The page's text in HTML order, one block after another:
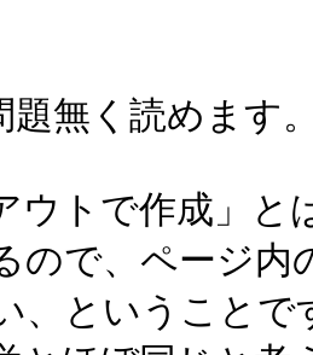
題無く読めます
ウトで作成」
ので、ページ内
、ということ